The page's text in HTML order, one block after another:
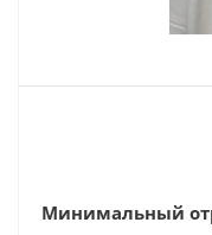
Минимальный